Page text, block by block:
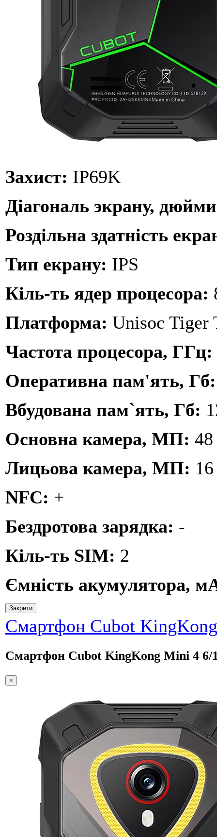
Захист: IP69K
Діагональ экрану,
Роздільна здатність
Тип екрану: IPS
Кіль-ть ядер процесора:
Платформа: Unisoc Tiger
Частота процесора, ГГц:
Оперативна пам'ять,
Вбудована пам`ять, Гб:
Основна камера, МП: 48
Лицьова камера, МП: 16
NFC: +
Бездротова зарядка: -
Кіль-ть SIM: 2
Ємність акумулятора,
Закрити
Смартфон Cubot
Смартфон Cubot KingKong Mini 4 6/
×